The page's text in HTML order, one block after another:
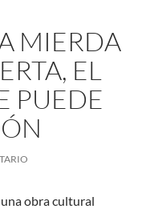
MIERDA
EL
PUEDE
obra cultural